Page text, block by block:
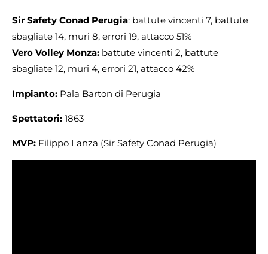
Sir Safety Conad Perugia: battute vincenti 7, battute
sbagliate 14, muri 8, errori 19, attacco 51%
Vero Volley Monza: battute vincenti 2, battute
sbagliate 12, muri 4, errori 21, attacco 42%
Impianto: Pala Barton di Perugia
Spettatori: 1863
MVP: Filippo Lanza (Sir Safety Conad Perugia)